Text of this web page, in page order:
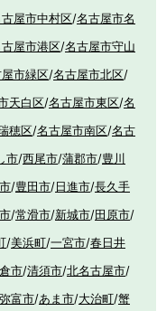
屋市中村区/名古屋市名
屋市港区/名古屋市守山
市緑区/名古屋市北区/
天白区/名古屋市東区/名
穂区/名古屋市南区/名古
市/西尾市/蒲郡市/豊川
/豊田市/日進市/長久手
/常滑市/新城市/田原市/
/美浜町/一宮市/春日井
市/清須市/北名古屋市/
弥富市/あま市/大治町/蟹